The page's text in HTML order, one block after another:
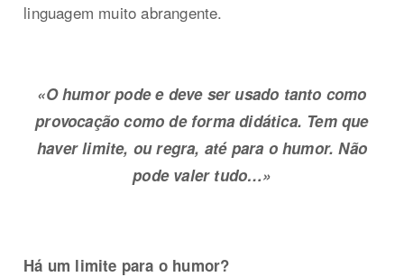
linguagem muito abrangente.
«O humor pode e deve ser usado tanto como
provocação como de forma didática. Tem que
haver limite, ou regra, até para o humor. Não
pode valer tudo…»
Há um limite para o humor?